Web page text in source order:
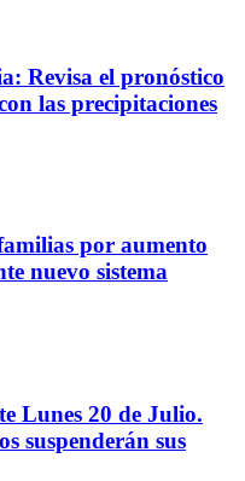
Revisa el pronóstico
las precipitaciones
por aumento
nuevo sistema
Lunes 20 de Julio.
suspenderán sus